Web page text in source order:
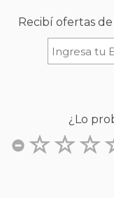
Recibí ofertas
¿Lo